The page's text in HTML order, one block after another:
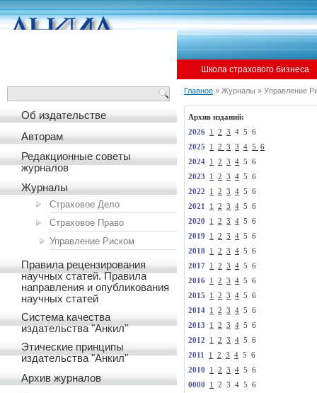
Школа страхового бизнеса
Об издательстве
Авторам
Редакционные советы
журналов
Журналы
Страховое Дело
Страховое Право
Управление Риском
Правила рецензирования
научных статей. Правила
направления и опубликования
научных статей
Система качества
издательства "Анкил"
Этические принципы
издательства "Анкил"
Архив журналов
Главное » Журналы » Управление
Архив изданий:
2026
1 2 3 4 5 6
2025
1 2 3 3 4 5
6
2024
1 2 3 4 5 6
2023
1 2 3 4 5 6
2022
1 2 3 4 5 6
2021
1 2 3 4 5 6
2020
1 2 3 4 5 6
2019
1 2 3 4 5 6
2018
1 2 3 4 5 6
2017
1 2 3 4 5 6
2016
1 2 3 4 5 6
2015
1 2 3 4 5 6
2014
1 2 3 4 5 6
2013
1 2 3 4 5 6
2012
1 2 3 4 5 6
2011
1 2 3 4 5 6
2010
1 2 3 4 5 6
0000
1
2 3 4 5 6